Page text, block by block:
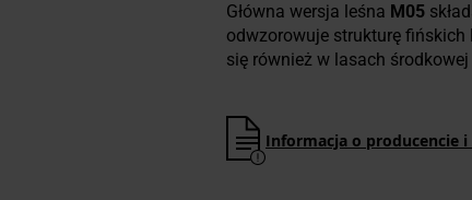
Główna wersja leśna M05
odwzorowuje strukturę
się również w lasach
Informacja o producencie i